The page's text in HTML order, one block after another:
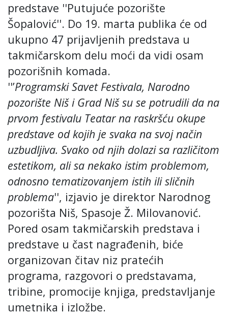
predstave ''Putujuće pozorište
Šopalović''. Do 19. marta publika će od
ukupno 47 prijavljenih predstava u
takmičarskom delu moći da vidi osam
pozorišnih komada.
''’Programski Savet Festivala, Narodno
pozorište Niš i Grad Niš su se potrudili da na
prvom festivalu Teatar na raskršću okupe
predstave od kojih je svaka na svoj način
uzbudljiva. Svako od njih dolazi sa različitom
estetikom, ali sa nekako istim problemom,
odnosno tematizovanjem istih ili sličnih
problema'', izjavio je direktor Narodnog
pozorišta Niš, Spasoje Ž. Milovanović.
Pored osam takmičarskih predstava i
predstave u čast nagrađenih, biće
organizovan čitav niz pratećih
programa, razgovori o predstavama,
tribine, promocije knjiga, predstavljanje
umetnika i izložbe.